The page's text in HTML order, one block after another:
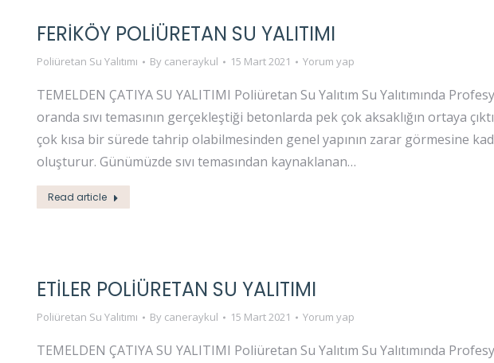
FERIKÖY POLIÜRETAN SU YALITIMI
Poliüretan Su Yalıtımı By caneraykul 15 Mart 2021 Yorum yap
TEMELDEN ÇATIYA SU YALITIMI Poliüretan Su Yalıtım Su Yalıtımında
oranda sıvı temasının gerçekleştiği betonlarda pek çok aksaklığın ortaya
çok kısa bir sürede tahrip olabilmesinden genel yapının zarar görmesine
oluşturur. Günümüzde sıvı temasından kaynaklanan…
Read article
ETILER POLIÜRETAN SU YALITIMI
Poliüretan Su Yalıtımı By caneraykul 15 Mart 2021 Yorum yap
TEMELDEN ÇATIYA SU YALITIMI Poliüretan Su Yalıtım Su Yalıtımında